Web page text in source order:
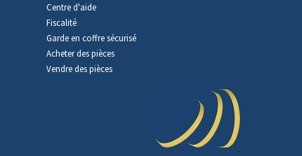
Centre d'aide
Fiscalité
Garde en coffre sécurisé
Acheter des pièces
Vendre des pièces